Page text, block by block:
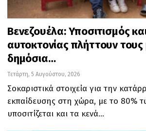
Βενεζουέλα: Υποσιτισμός
αυτοκτονίας πλήττουν
δημόσια…
Τετάρτη, 5 Αυγούστου, 2026
Σοκαριστικά στοιχεία για την
εκπαίδευσης στη χώρα, με το 80%
υποσιτίζεται και τα κενά…